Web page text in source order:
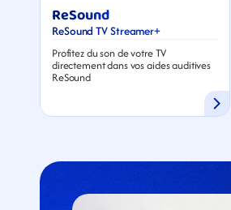
ReSound
ReSound TV Streamer+
Profitez du son de votre TV
directement dans vos aides auditives
ReSound